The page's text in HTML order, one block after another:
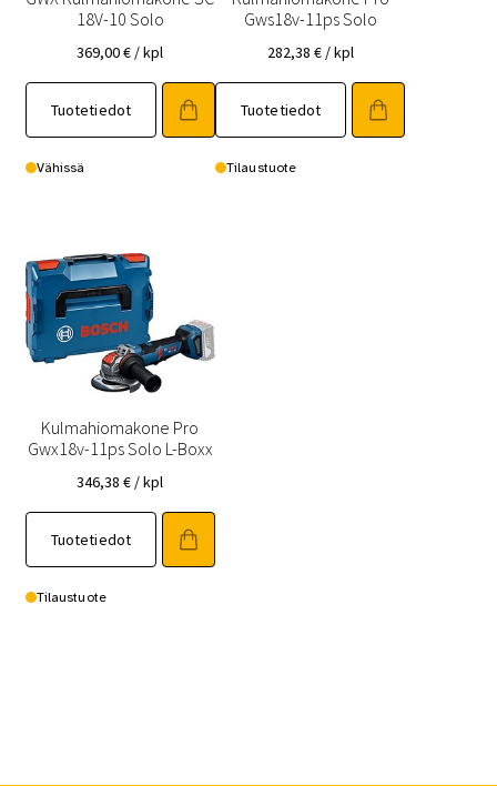
18V-10 Solo
369,00€ / kpl
Tuotetiedot
Vähissä
Gws18v-11ps Solo
282,38 € / kpl
Tuotetiedot
Tilaustuote
Kulmahiomakone Pro
Gwx18v-11ps Solo L-Boxx
346,38€ / kpl
Tuotetiedot
Tilaustuote